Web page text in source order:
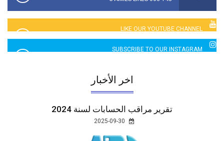
LIKE OUR YOUTUBE CHANNEL
2760 LIKES
SUBSCRIBE TO OUR INSTAGRAM
اخر الأخبار
تقرير مراقب الحسابات لسنة 2024